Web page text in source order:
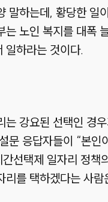
말하는데, 황당한
노인 복지를 대폭
일하라는 것이다.
는 강요된 선택인 경
문 응답자들이 “본
선택제 일자리 정
를 택하겠다는 사